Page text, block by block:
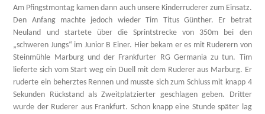
Am Pfingstmontag kamen dann auch unsere Kinderruderer zum Einsatz.
Den Anfang machte jedoch wieder Tim Titus Günther. Er betrat
Neuland und startete über die Sprintstrecke von 350m bei den
„schweren Jungs“ im Junior B Einer. Hier bekam er es mit Ruderern von
Steinmühle Marburg und der Frankfurter RG Germania zu tun. Tim
lieferte sich vom Start weg ein Duell mit dem Ruderer aus Marburg. Er
ruderte ein beherztes Rennen und musste sich zum Schluss mit knapp 4
Sekunden Rückstand als Zweitplatzierter geschlagen geben. Dritter
wurde der Ruderer aus Frankfurt. Schon knapp eine Stunde später lag